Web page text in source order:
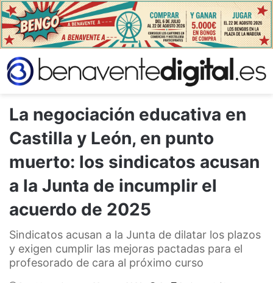
La negociación educativa en
Castilla y León, en punto
muerto: los sindicatos acusan
a la Junta de incumplir el
acuerdo de 2025
Sindicatos acusan a la Junta de dilatar los plazos
y exigen cumplir las mejoras pactadas para el
profesorado de cara al próximo curso